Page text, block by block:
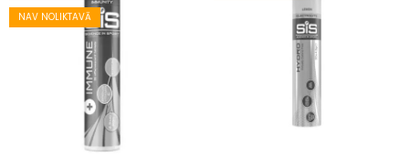
NAV NOLIKTAVĀ